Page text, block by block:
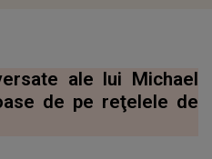
ale lui Michael
de pe reţelele de